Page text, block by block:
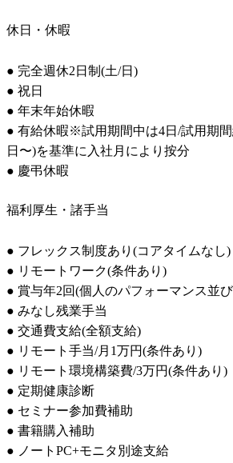
休日・休暇
● 完全週休2日制(土/日)
● 祝日
● 年末年始休暇
● 有給休暇※試用期間中は4日/試用期
日〜)を基準に入社月により按分
● 慶弔休暇
福利厚生・諸手当
● フレックス制度あり(コアタイムなし)
● リモートワーク(条件あり)
● 賞与年2回(個人のパフォーマンス並
● みなし残業手当
● 交通費支給(全額支給)
● リモート手当/月1万円(条件あり)
● リモート環境構築費/3万円(条件あり)
● 定期健康診断
● セミナー参加費補助
● 書籍購入補助
● ノートPC+モニタ別途支給